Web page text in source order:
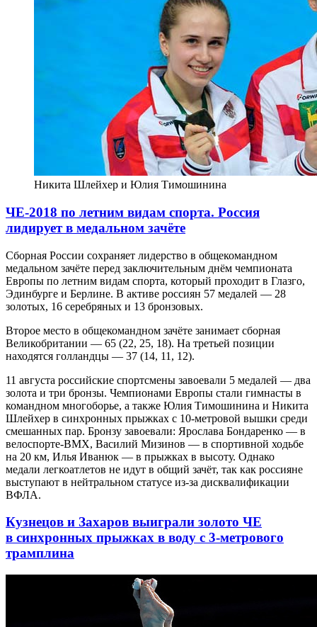
Никита Шлейхер и Юлия Тимошинина
ЧЕ-2018 по летним видам спорта. Россия
лидирует в медальном зачёте
Сборная России сохраняет лидерство в общекомандном
медальном зачёте перед заключительным днём чемпионата
Европы по летним видам спорта, который проходит в Глазго,
Эдинбурге и Берлине. В активе россиян 57 медалей — 28
золотых, 16 серебряных и 13 бронзовых.
Второе место в общекомандном зачёте занимает сборная
Великобритании — 65 (22, 25, 18). На третьей позиции
находятся голландцы — 37 (14, 11, 12).
11 августа российские спортсмены завоевали 5 медалей — два
золота и три бронзы. Чемпионами Европы стали гимнасты в
командном многоборье, а также Юлия Тимошинина и Никита
Шлейхер в синхронных прыжках с 10-метровой вышки среди
смешанных пар. Бронзу завоевали: Ярослава Бондаренко — в
велоспорте-ВМХ, Василий Мизинов — в спортивной ходьбе
на 20 км, Илья Иванюк — в прыжках в высоту. Однако
медали легкоатлетов не идут в общий зачёт, так как россияне
выступают в нейтральном статусе из-за дисквалификации
ВФЛА.
Кузнецов и Захаров выиграли золото ЧЕ
в синхронных прыжках в воду с 3-метрового
трамплина